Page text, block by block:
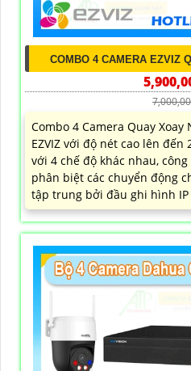
COMBO 4 CAMERA EZVIZ
Combo 4 Camera Quay
EZVIZ với độ nét cao lên đến
với 4 chế độ khác nhau,
phân biệt các chuyển động
tập trung bởi đầu ghi hình IP